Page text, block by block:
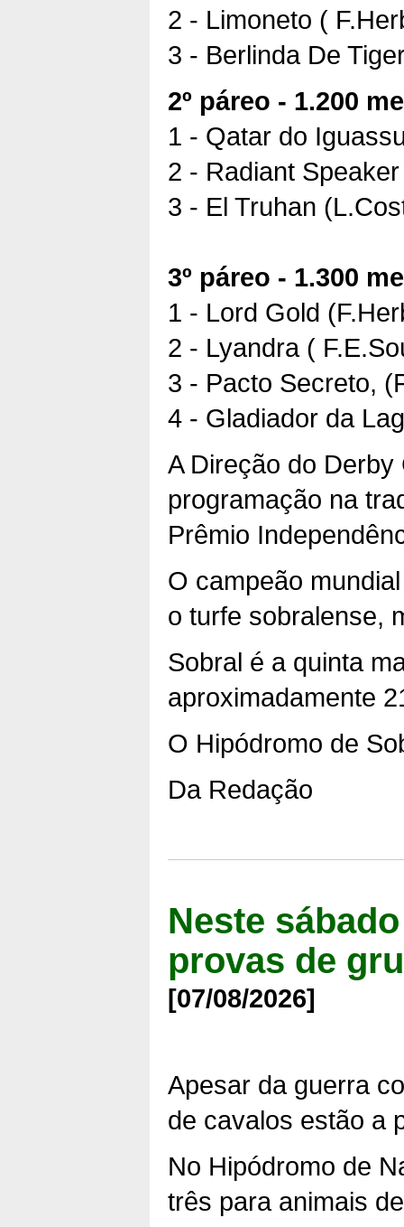
2 - Limoneto (
3 - Berlinda De
2º páreo - 1.200
1 - Qatar do
2 - Radiant
3 - El Truhan
3º páreo - 1.300
1 - Lord Gold
2 - Lyandra (
3 - Pacto Secreto,
4 - Gladiador da
A Direção do
programação na
Prêmio
O campeão
o turfe sobralense,
Sobral é a quinta
aproximadamente
O Hipódromo de
Da Redação
Neste
provas de
[07/08/2026]
Apesar da guerra
de cavalos estão a
No Hipódromo de
três para animais